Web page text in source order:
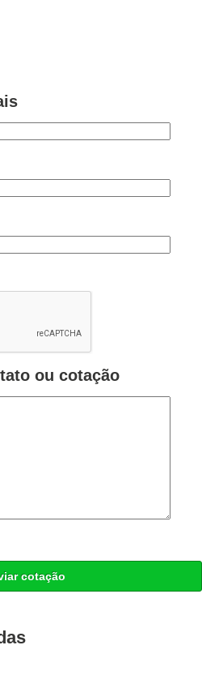
ou cotação
cotação